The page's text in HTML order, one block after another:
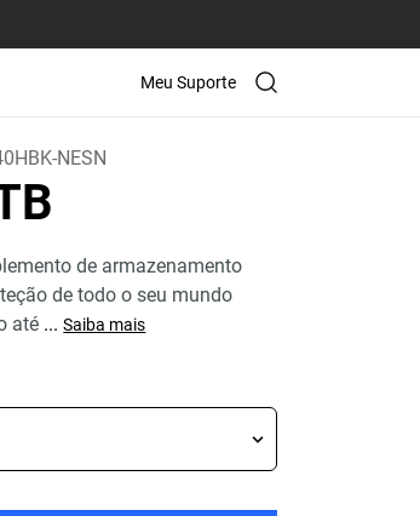
Meu Suporte
NESN
de armazenamento
de todo o seu mundo
até ... Saiba mais